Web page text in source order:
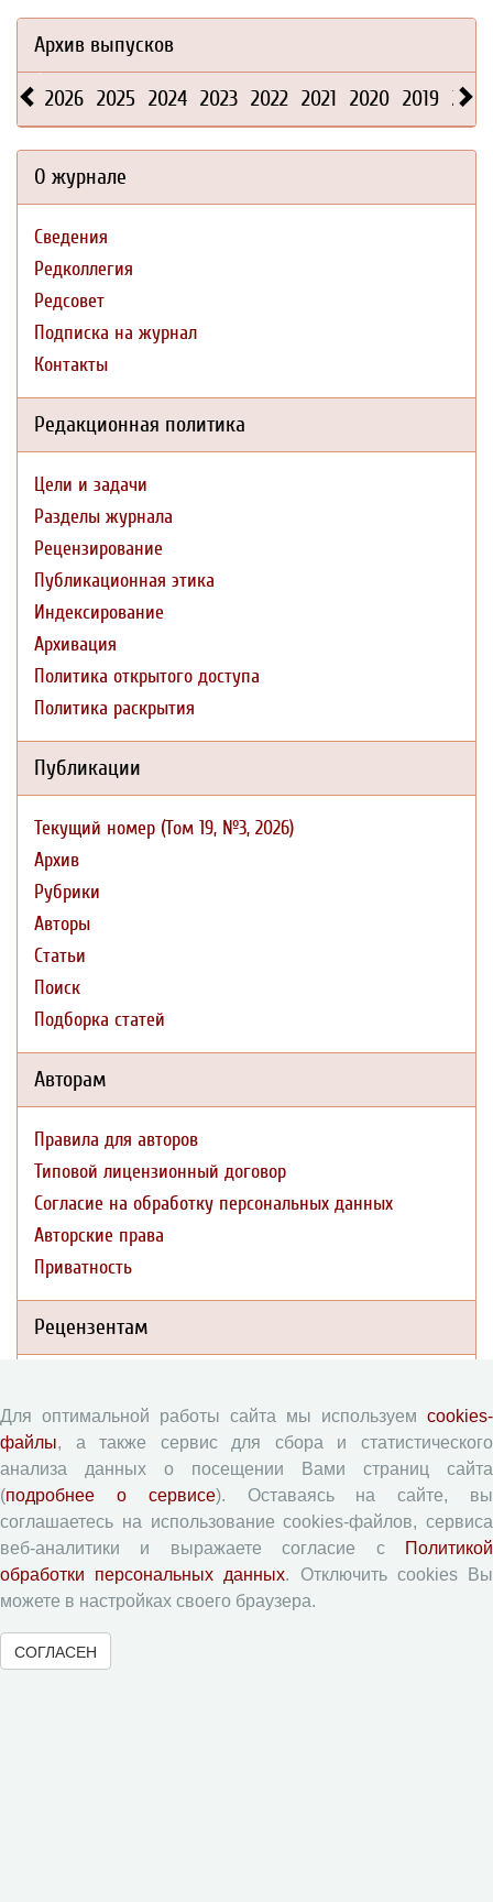
Архив выпусков
2026 2025 2024 2023 2022 2021 2020 2019 2018
О журнале
Сведения
Редколлегия
Редсовет
Подписка на журнал
Контакты
Редакционная политика
Цели и задачи
Разделы журнала
Рецензирование
Публикационная этика
Индексирование
Архивация
Политика открытого доступа
Политика раскрытия
Публикации
Текущий номер (Том 19, №3, 2026)
Архив
Рубрики
Авторы
Статьи
Поиск
Подборка статей
Авторам
Правила для авторов
Типовой лицензионный договор
Согласие на обработку персональных данных
Авторские права
Приватность
Рецензентам
Форма рецензии
Журналы ВолНЦ РАН
Экономические и социальные перемены
Проблемы развития территории
Социальное пространство
Для оптимальной работы сайта мы используем cookies-
файлы, а также сервис для сбора и статистического
анализа данных о посещении Вами страниц сайта
(подробнее о сервисе). Оставаясь на сайте, вы
соглашаетесь на использование cookies-файлов, сервиса
веб-аналитики и выражаете согласие с
Политикой
обработки персональных данных. Отключить cookies Вы
можете в настройках своего браузера.
СОГЛАСЕН